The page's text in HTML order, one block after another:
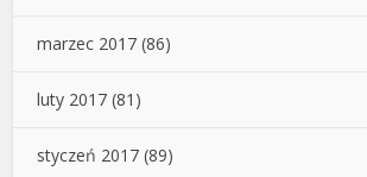
marzec 2017 (86)
luty 2017 (81)
styczeń 2017 (89)